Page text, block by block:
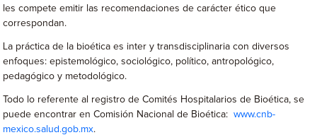
les compete emitir las recomendaciones de carácter ético que
correspondan.
La práctica de la bioética es inter y transdisciplinaria con diversos
enfoques: epistemológico, sociológico, político, antropológico,
pedagógico y metodológico.
Todo lo referente al registro de Comités Hospitalarios de Bioética, se
puede encontrar en Comisión Nacional de Bioética:www.cnb-
mexico.salud.gob.mx.